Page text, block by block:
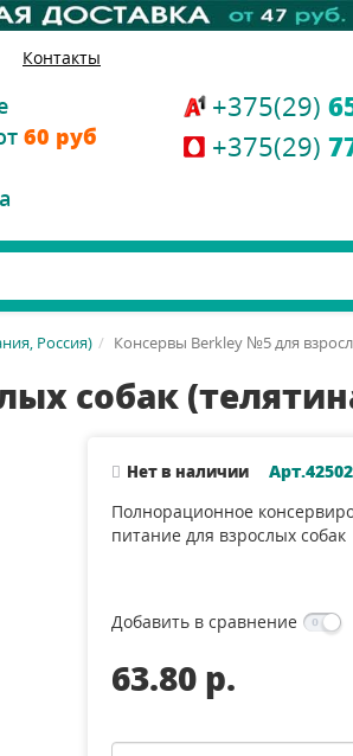
Контакты
60 руб
+375(29)
+375(29)
Россия) Консервы Berkley №5 для
собак
Нет в наличии
Полнорационное
питание для взрослых собак
Добавить в сравнение
63.80 p.